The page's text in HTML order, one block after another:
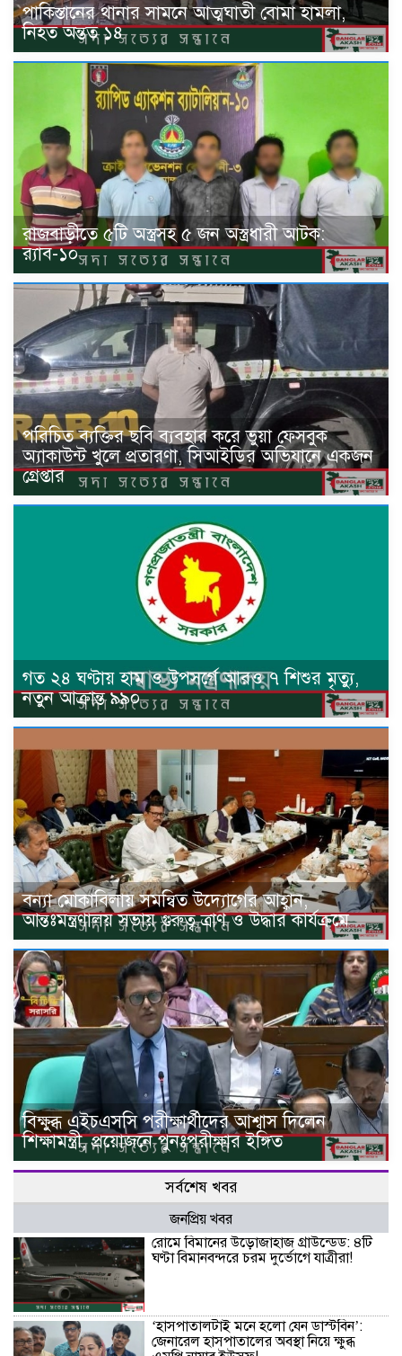
পাকিস্তানের থানার সামনে আত্মঘাতী বোমা হামলা,
নিহত অন্তত ১৪
রাজবাড়ীতে ৫টি অস্ত্রসহ ৫ জন অস্ত্রধারী আটক:
র‍্যাব-১০
পরিচিত ব্যক্তির ছবি ব্যবহার করে ভুয়া ফেসবুক
অ্যাকাউন্ট খুলে প্রতারণা, সিআইডির অভিযানে একজন
গ্রেপ্তার
গত ২৪ ঘণ্টায় হাম ও উপসর্গে আরও ৭ শিশুর মৃত্যু,
নতুন আক্রান্ত ৯৯০
বন্যা মোকাবিলায় সমন্বিত উদ্যোগের আহ্বান,
আন্তঃমন্ত্রণালয় সভায় গুরুত্ব ত্রাণ ও উদ্ধার কার্যক্রমে
বিক্ষুব্ধ এইচএসসি পরীক্ষার্থীদের আশ্বাস দিলেন
শিক্ষামন্ত্রী, প্রয়োজনে পুনঃপরীক্ষার ইঙ্গিত
সর্বশেষ খবর
জনপ্রিয় খবর
রোমে বিমানের উড়োজাহাজ গ্রাউন্ডেড: ৪টি
ঘণ্টা বিমানবন্দরে চরম দুর্ভোগে যাত্রীরা!
‘হাসপাতালটাই মনে হলো যেন ডাস্টবিন’:
জেনারেল হাসপাতালের অবস্থা নিয়ে ক্ষুব্ধ